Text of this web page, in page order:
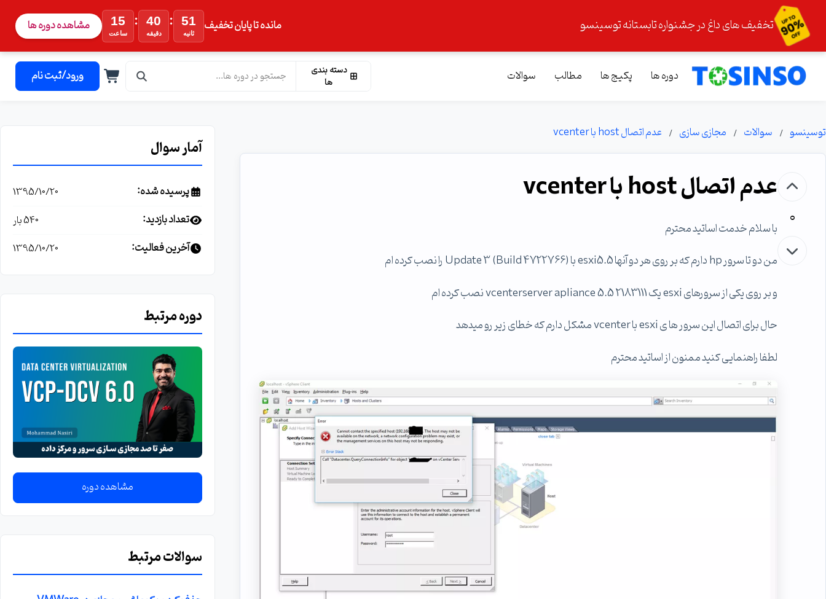
تخفیف های داغ در جشنواره تابستانه توسینسو مانده تا پایان تخفیف 15
ساعت
: 40
دقیقه
: 50
ثانیه مشاهده دوره ها
دوره ها پکیج ها مطالب سوالات
دسته بندی
ها
ورود/ثبت نام
توسینسو سوالات مجازی سازی عدم اتصال host با vcenter
0
عدم اتصال host با vcenter
با سلام خدمت اساتید محترم
من دو تا سرور hp دارم که بر روی هر دو آنها esxi5.5 با Update 3 (Build 4722766) را نصب کرده ام
و بر روی یکی از سرورهای esxi یک vcenterserver apliance 5.5 2183111 نصب کرده ام
حال برای اتصال این سرور ها ی esxi با vcenter مشکل دارم که خطای زیر رو میدهد
لطفا راهنمایی کنید ممنون از اساتید محترم
آمار سوال
پرسیده شده: 1395/10/20
تعداد بازدید: 540 بار
آخرین فعالیت: 1395/10/20
دوره مرتبط
مشاهده دوره
سوالات مرتبط